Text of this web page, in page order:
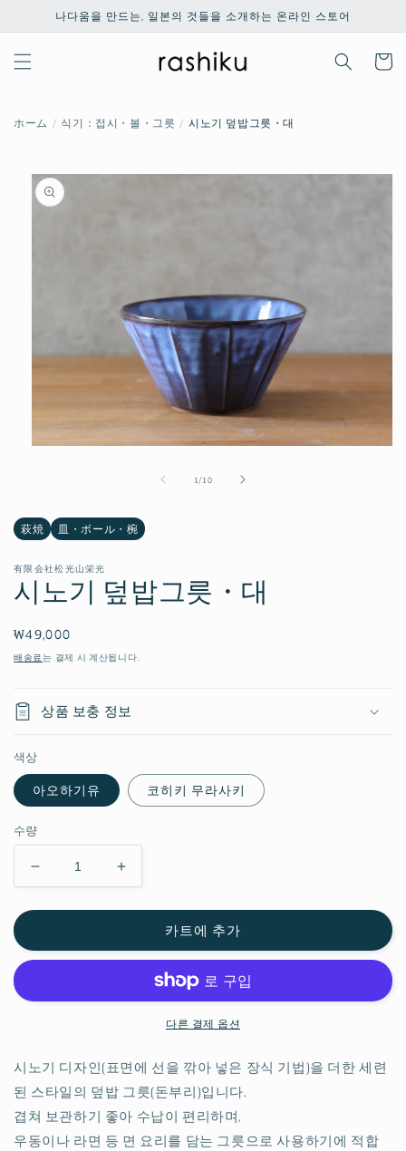
로 건너
뛰기
나다움을 만드는, 일본의 것들을 소개하는 온라인 스토어
트
ホーム 식기：접시・볼・그릇 시노기 덮밥그릇・대
제품 정
보로 건
너뛰기
미
디
1
열
1 /의
10
萩焼 皿・ボール・椀
有限会社松光山栄光
시노기 덮밥그릇・대
정
가
₩49,000
배송료는 결제 시 계산됩니다.
상품 보충 정보
색상
아오하기유 코히키 무라사키
수량
밥
릇・
량
줄
임
시
밥
릇・
량
늘
림
카트에 추가
다른 결제 옵션
시노기 디자인(표면에 선을 깎아 넣은 장식 기법)을 더한 세련
된 스타일의 덮밥 그릇(돈부리)입니다.
겹쳐 보관하기 좋아 수납이 편리하며,
우동이나 라면 등 면 요리를 담는 그릇으로 사용하기에 적합